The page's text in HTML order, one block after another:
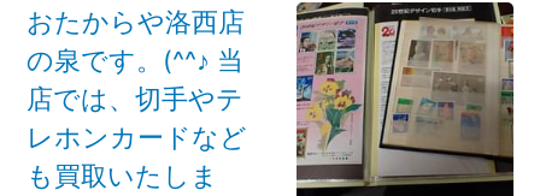
おたからや洛西店
の泉です。(^^♪ 当
店では、切手やテ
レホンカードなど
も買取いたしま